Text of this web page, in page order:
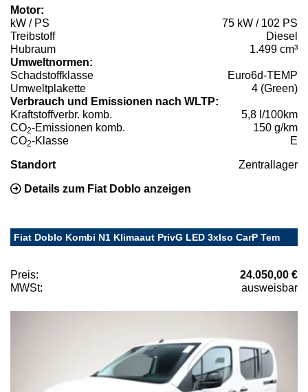
Motor:
kW / PS
75 kW / 102 PS
Treibstoff
Diesel
Hubraum
1.499 cm³
Umweltnormen:
Schadstoffklasse
Euro6d-TEMP
Umweltplakette
4 (Green)
Verbrauch und Emissionen nach WLTP:
Kraftstoffverbr. komb.
5,8 l/100km
CO2-Emissionen komb.
150 g/km
CO2-Klasse E
Standort Zentrallager
Details zum Fiat Doblo anzeigen
Fiat Doblo Kombi N1 Klimaaut PrivG LED 3xIso CarP Tem
Preis:
24.050,00 €
MWSt:
ausweisbar